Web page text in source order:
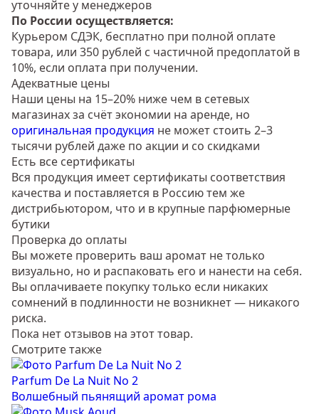
уточняйте у менеджеров
По России осуществляется:
Курьером СДЭК, бесплатно при полной оплате
товара, или 350 рублей с частичной предоплатой в
10%, если оплата при получении.
Адекватные цены
Наши цены на 15–20% ниже чем в сетевых
магазинах за счёт экономии на аренде, но
оригинальная продукция не может стоить 2–3
тысячи рублей даже по акции и со скидками
Есть все сертификаты
Вся продукция имеет сертификаты соответствия
качества и поставляется в Россию тем же
дистрибьютором, что и в крупные парфюмерные
бутики
Проверка до оплаты
Вы можете проверить ваш аромат не только
визуально, но и распаковать его и нанести на себя.
Вы оплачиваете покупку только если никаких
сомнений в подлинности не возникнет — никакого
риска.
Пока нет отзывов на этот товар.
Смотрите также
Parfum De La Nuit No 2
Волшебный пьянящий аромат рома